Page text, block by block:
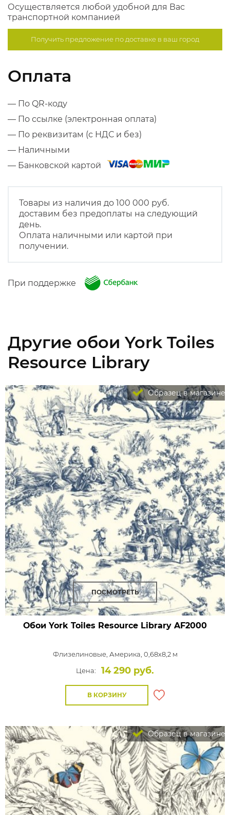
Осуществляется любой удобной для Вас
транспортной компанией
Получить предложение подоставке в ваш город
Оплата
— По QR-коду
— По ссылке (электронная оплата)
— По реквизитам (с НДС и без)
— Наличными
— Банковской картой
Товары из наличия до 100 000 руб.
доставим без предоплаты на следующий
день.
Оплата наличными или картой при
получении.
При поддержке
Другие обои York Toiles
Resource Library
Образец в магазине
ПОСМОТРЕТЬ
Обои York Toiles Resource Library AF2000
Флизелиновые, Америка, 0,68x8,2 м
Цена:
14 290 руб.
В КОРЗИНУ
Образец в магазине